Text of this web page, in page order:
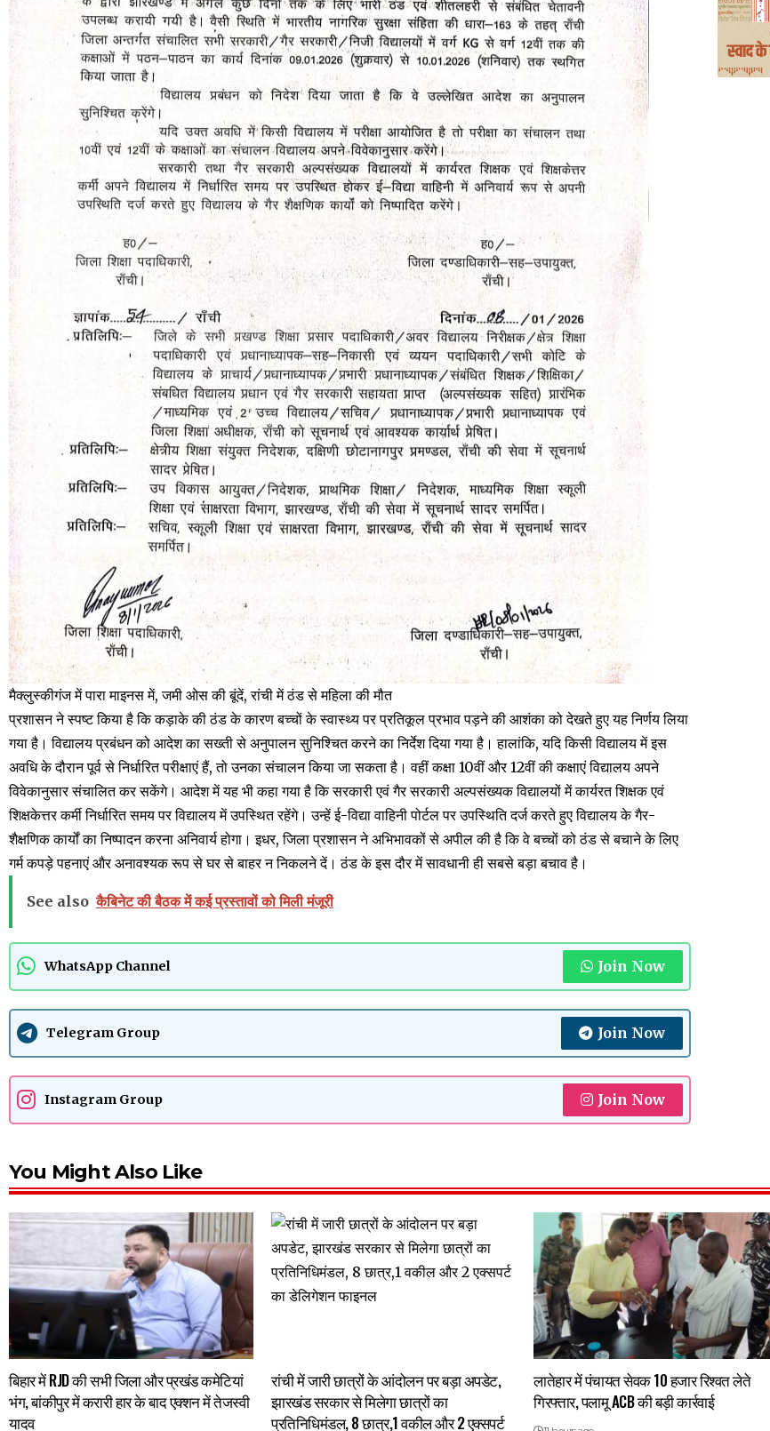
मैक्लुस्कीगंज में पारा माइनस में, जमी ओस की बूंदें, रांची में ठंड से महिला की मौत
प्रशासन ने स्पष्ट किया है कि कड़ाके की ठंड के कारण बच्चों के स्वास्थ्य पर प्रतिकूल प्रभाव पड़ने की आशंका को देखते हुए यह निर्णय लिया
गया है। विद्यालय प्रबंधन को आदेश का सख्ती से अनुपालन सुनिश्चित करने का निर्देश दिया गया है। हालांकि, यदि किसी विद्यालय में इस
अवधि के दौरान पूर्व से निर्धारित परीक्षाएं हैं, तो उनका संचालन किया जा सकता है। वहीं कक्षा 10वीं और 12वीं की कक्षाएं विद्यालय अपने
विवेकानुसार संचालित कर सकेंगे। आदेश में यह भी कहा गया है कि सरकारी एवं गैर सरकारी अल्पसंख्यक विद्यालयों में कार्यरत शिक्षक एवं
शिक्षकेत्तर कर्मी निर्धारित समय पर विद्यालय में उपस्थित रहेंगे। उन्हें ई-विद्या वाहिनी पोर्टल पर उपस्थिति दर्ज करते हुए विद्यालय के गैर-
शैक्षणिक कार्यों का निष्पादन करना अनिवार्य होगा। इधर, जिला प्रशासन ने अभिभावकों से अपील की है कि वे बच्चों को ठंड से बचाने के लिए
गर्म कपड़े पहनाएं और अनावश्यक रूप से घर से बाहर न निकलने दें। ठंड के इस दौर में सावधानी ही सबसे बड़ा बचाव है।
See also कैबिनेट की बैठक में कई प्रस्तावों को मिली मंजूरी
WhatsApp Channel Join Now
Telegram Group Join Now
Instagram Group Join Now
You Might Also Like
बिहार में RJD की सभी जिला और प्रखंड कमेटियां
भंग, बांकीपुर में करारी हार के बाद एक्शन में तेजस्वी
यादव
रांची में जारी छात्रों के आंदोलन पर बड़ा अपडेट,
झारखंड सरकार से मिलेगा छात्रों का
प्रतिनिधिमंडल, 8 छात्र,1 वकील और 2 एक्सपर्ट
लातेहार में पंचायत सेवक 10 हजार रिश्वत लेते
गिरफ्तार, पलामू ACB की बड़ी कार्रवाई